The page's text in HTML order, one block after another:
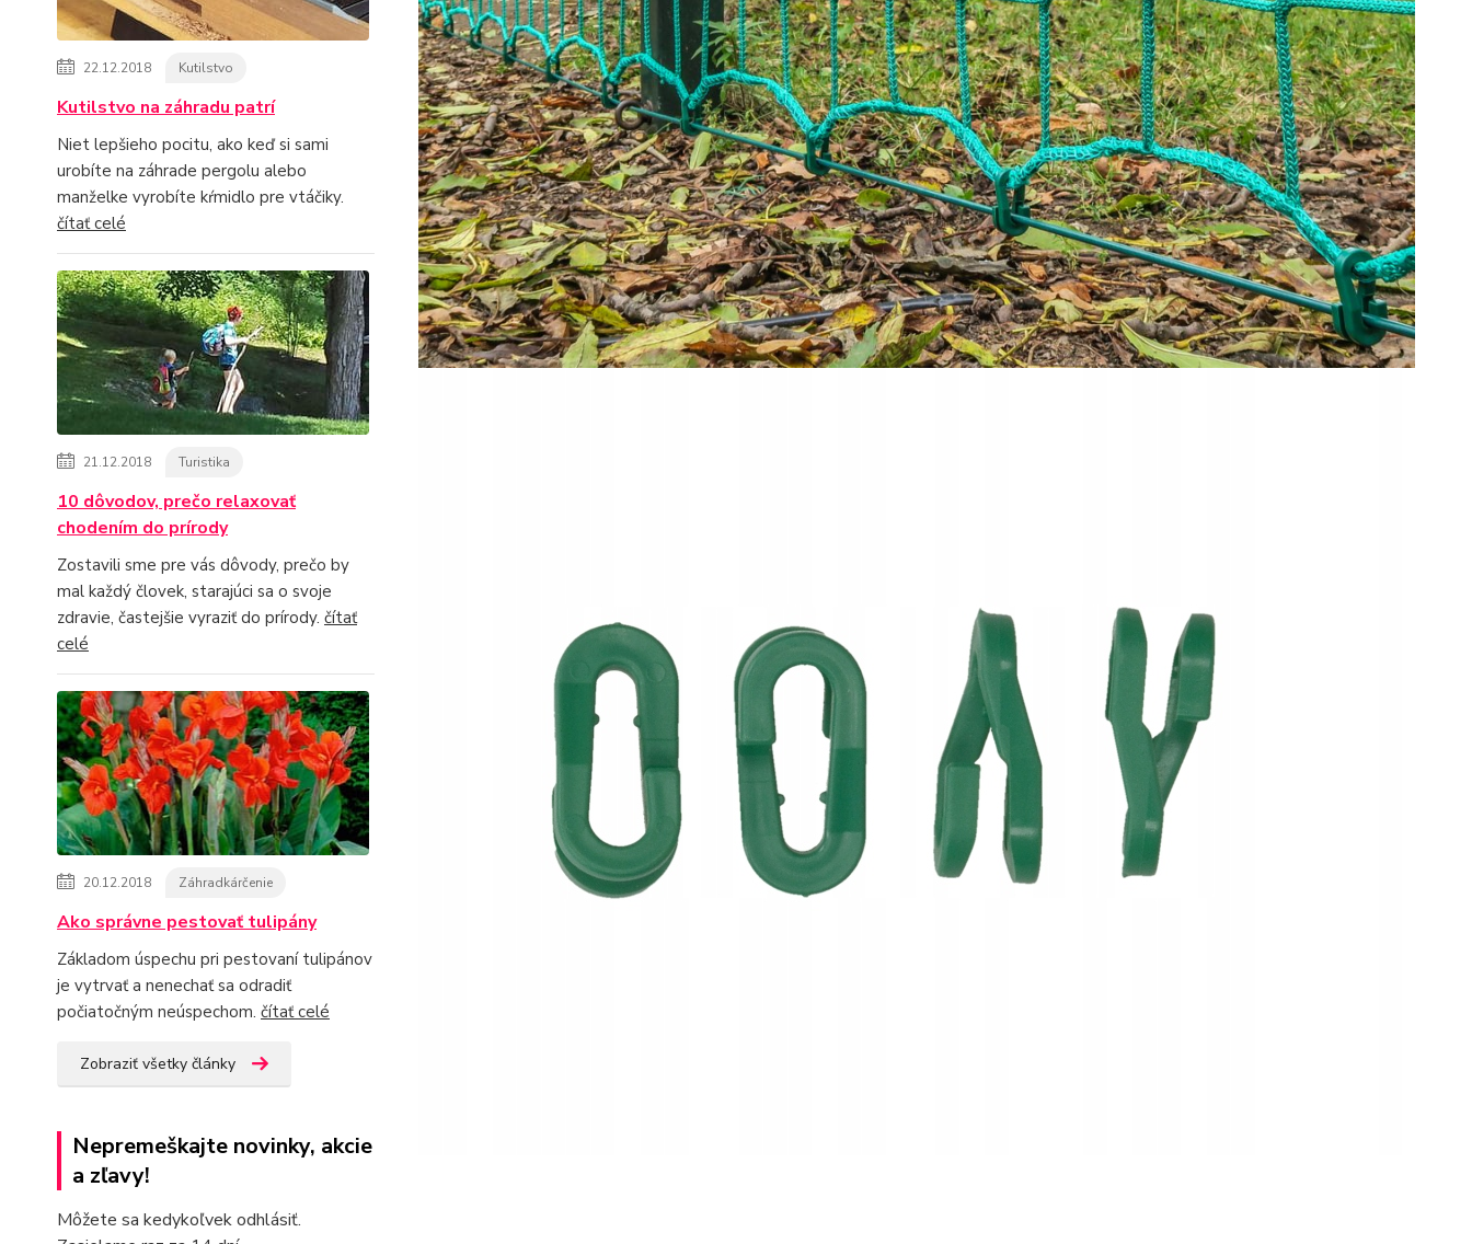
22.12.2018 Kutilstvo
Kutilstvo na záhradu patrí
Niet lepšieho pocitu, ako keď si sami
urobíte na záhrade pergolu alebo
manželke vyrobíte kŕmidlo pre vtáčiky.
čítať celé
21.12.2018 Turistika
10 dôvodov, prečo relaxovať
chodením do prírody
Zostavili sme pre vás dôvody, prečo by
mal každý človek, starajúci sa o svoje
zdravie, častejšie vyraziť do prírody. čítať
celé
20.12.2018 Záhradkárčenie
Ako správne pestovať tulipány
Základom úspechu pri pestovaní tulipánov
je vytrvať a nenechať sa odradiť
počiatočným neúspechom. čítať celé
Zobraziť všetky články
Nepremeškajte novinky, akcie
a zľavy!
Môžete sa kedykoľvek odhlásiť.